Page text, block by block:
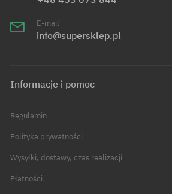
E-mail
info@supersklep.pl
Informacje i pomoc
Regulamin
Polityka prywatności
Wysyłki, dostawy, czas realizacji
Płatności